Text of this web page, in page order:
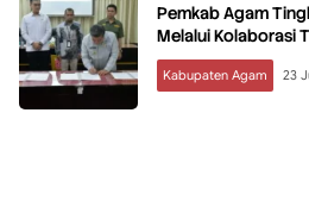
Pemkab Agam
Melalui Kolaborasi
Kabupaten Agam 23